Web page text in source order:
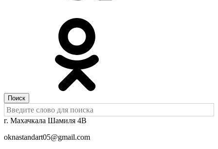
Поиск
г. Махачкала Шамиля 4В
oknastandart05@gmail.com